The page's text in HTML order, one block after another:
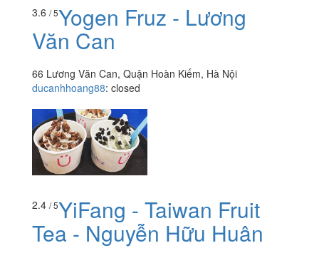
3.6 / 5Yogen Fruz - Lương
Văn Can
66 Lương Văn Can, Quận Hoàn Kiếm, Hà Nội
ducanhhoang88: closed
2.4 / 5YiFang - Taiwan Fruit
Tea - Nguyễn Hữu Huân